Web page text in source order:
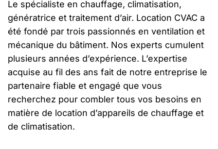
Le spécialiste en chauffage, climatisation,
génératrice et traitement d’air. Location CVAC a
été fondé par trois passionnés en ventilation et
mécanique du bâtiment. Nos experts cumulent
plusieurs années d’expérience. L’expertise
acquise au fil des ans fait de notre entreprise le
partenaire fiable et engagé que vous
recherchez pour combler tous vos besoins en
matière de location d’appareils de chauffage et
de climatisation.